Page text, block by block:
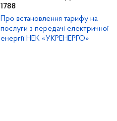
1788
Про встановлення тарифу на
послуги з передачі електричної
енергії НЕК «УКРЕНЕРГО»